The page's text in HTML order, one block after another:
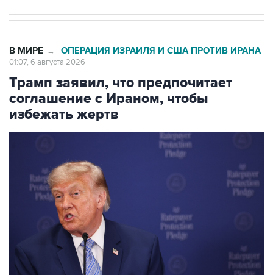
В МИРЕ → ОПЕРАЦИЯ ИЗРАИЛЯ И США ПРОТИВ ИРАНА
01:07, 6 августа 2026
Трамп заявил, что предпочитает
соглашение с Ираном, чтобы
избежать жертв